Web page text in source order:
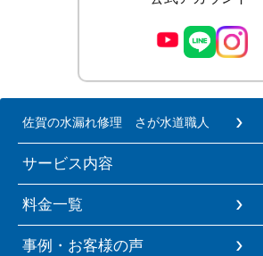
佐賀の水漏れ修理 さが水道職人
サービス内容
料金一覧
事例・お客様の声